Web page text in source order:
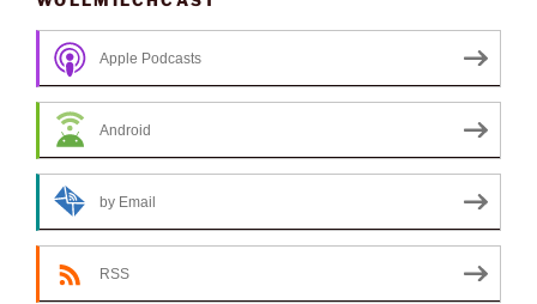
Apple Podcasts
Android
by Email
RSS